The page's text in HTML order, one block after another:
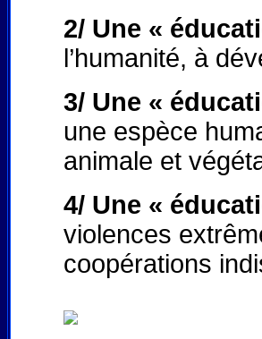
2/ Une «
l’humanité, à
3/ Une «
une espèce
animale et
4/ Une «
violences
coopérations